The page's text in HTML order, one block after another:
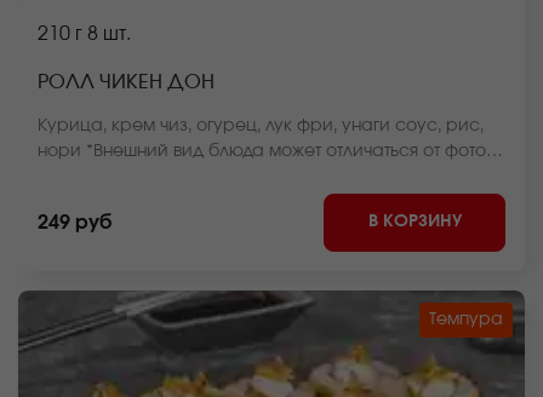
210 г 8 шт.
РОЛЛ ЧИКЕН ДОН
Курица, крем чиз, огурец, лук фри, унаги соус, рис,
нори *Внешний вид блюда может отличаться от фото
249 руб В КОРЗИНУ
Темпура